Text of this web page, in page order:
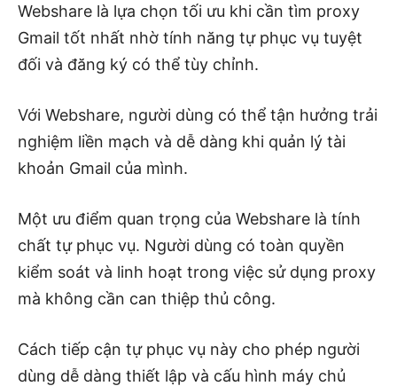
Webshare là lựa chọn tối ưu khi cần tìm proxy
Gmail tốt nhất nhờ tính năng tự phục vụ tuyệt
đối và đăng ký có thể tùy chỉnh.
Với Webshare, người dùng có thể tận hưởng trải
nghiệm liền mạch và dễ dàng khi quản lý tài
khoản Gmail của mình.
Một ưu điểm quan trọng của Webshare là tính
chất tự phục vụ. Người dùng có toàn quyền
kiểm soát và linh hoạt trong việc sử dụng proxy
mà không cần can thiệp thủ công.
Cách tiếp cận tự phục vụ này cho phép người
dùng dễ dàng thiết lập và cấu hình máy chủ